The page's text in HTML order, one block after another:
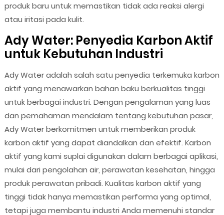
produk baru untuk memastikan tidak ada reaksi alergi
atau iritasi pada kulit.
Ady Water: Penyedia Karbon Aktif
untuk Kebutuhan Industri
Ady Water adalah salah satu penyedia terkemuka karbon
aktif yang menawarkan bahan baku berkualitas tinggi
untuk berbagai industri. Dengan pengalaman yang luas
dan pemahaman mendalam tentang kebutuhan pasar,
Ady Water berkomitmen untuk memberikan produk
karbon aktif yang dapat diandalkan dan efektif. Karbon
aktif yang kami suplai digunakan dalam berbagai aplikasi,
mulai dari pengolahan air, perawatan kesehatan, hingga
produk perawatan pribadi. Kualitas karbon aktif yang
tinggi tidak hanya memastikan performa yang optimal,
tetapi juga membantu industri Anda memenuhi standar